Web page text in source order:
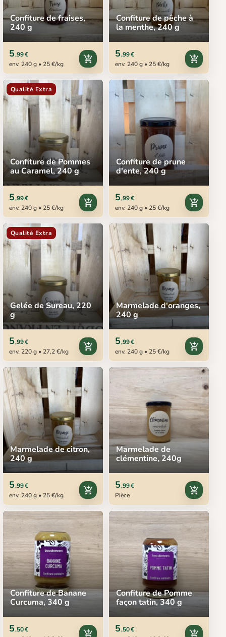
Confiture de fraises,
240 g
5,99 €
env. 240 g • 25 €/kg
add_shopping_cart
Confiture de pêche à
la menthe, 240 g
5,99 €
env. 240 g • 25 €/kg
add_shopping_cart
Qualité Extra
Confiture de Pommes
au Caramel, 240 g
5,99 €
env. 240 g • 25 €/kg
add_shopping_cart
Confiture de prune
d'ente, 240 g
5,99 €
env. 240 g • 25 €/kg
add_shopping_cart
Qualité Extra
Gelée de Sureau, 220
g
5,99 €
env. 220 g • 27,2 €/kg
add_shopping_cart
Marmelade d'oranges,
240 g
5,99 €
env. 240 g • 25 €/kg
add_shopping_cart
Marmelade de citron,
240 g
5,99 €
env. 240 g • 25 €/kg
add_shopping_cart
Marmelade de
clémentine, 240g
5,99 €
Pièce
add_shopping_cart
Confiture de Banane
Curcuma, 340 g
5,50 €
add_shopping_cart
Confiture de Pomme
façon tatin, 340 g
5,50 €
add_shopping_cart